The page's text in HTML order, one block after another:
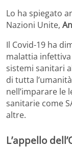
Lo ha spiegato
Nazioni Unite,
Il Covid-19 ha
malattia
sistemi sanitari
di tutta
nell’imparare le
sanitarie come
altre.
L’appello